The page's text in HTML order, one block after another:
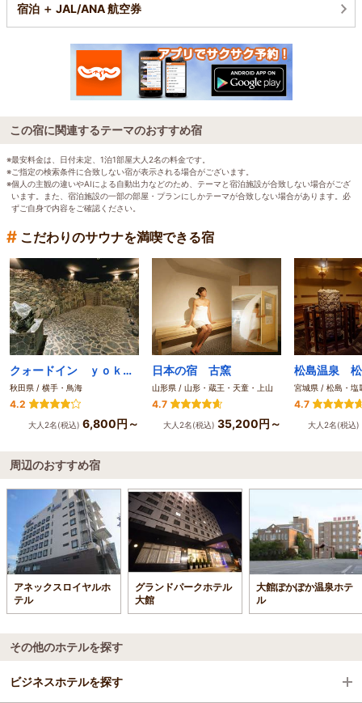
宿泊 ＋ JAL/ANA 航空券
この宿に関連するテーマのおすすめ宿
※最安料金は、日付未定、1泊1部屋大人2名の料金です。
※ご指定の検索条件に合致しない宿が表示される場合がございます。
※個人の主観の違いやAIによる自動出力などのため、テーマと宿泊施設が合致しない場合がござ
います。また、宿泊施設の一部の部屋・プランにしかテーマが合致しない場合があります。必
ずご自身で内容をご確認ください。
# こだわりのサウナを満喫できる宿
クォードイン ｙｏｋｏｔｅ
秋田県 / 横手・鳥海
4.2
大人2名(税込) 6,800円～
日本の宿 古窯
山形県 / 山形・蔵王・天童・上山
4.7
大人2名(税込) 35,200円～
松島温泉 松
宮城県 / 松島・塩
4.7
大人2名(税込)
周辺のおすすめ宿
アネックスロイヤルホ
テル
グランドパークホテル
大館
大館ぽかぽか温泉ホテ
ル
その他のホテルを探す
ビジネスホテルを探す